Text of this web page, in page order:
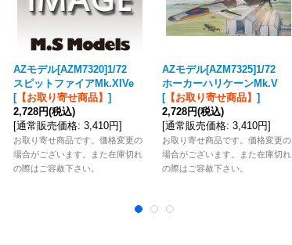
AZモデル[AZM7320]1/72
スピットファイアMk.XIVe
[【お取り寄せ商品】 ]
2,728円(税込)
[通常販売価格: 3,410円]
お取り寄せ商品です。価格変更の
場合がございます。また在庫切れ
の際はご容赦下さい。
AZモデル[AZM7325]1/72
ホーカーハリケーンMk.V
[【お取り寄せ商品】 ]
2,728円(税込)
[通常販売価格: 3,410円]
お取り寄せ商品です。価格変更の
場合がございます。また在庫切れ
の際はご容赦下さい。